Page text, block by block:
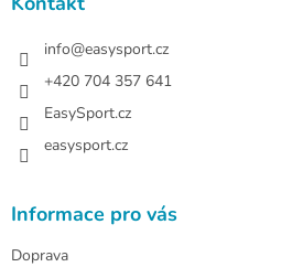
info@easysport.cz
+420 704 357 641
EasySport.cz
easysport.cz
Informace pro vás
Doprava